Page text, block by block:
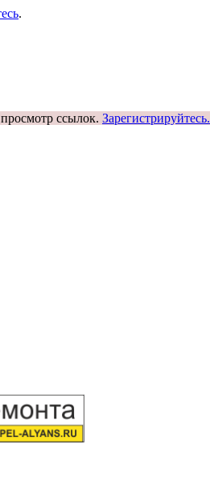
.
ссылок. Зарегистрируйтесь.